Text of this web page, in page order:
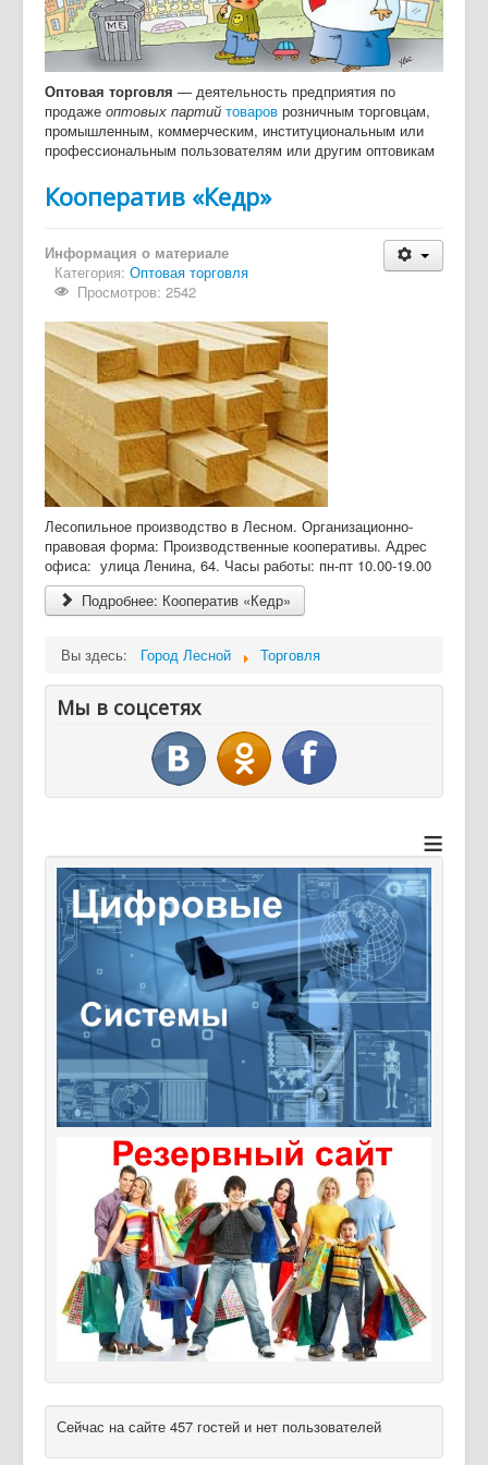
Дайджест СМИ
Объявления
Оптовая торговля — деятельность предприятия по
продаже оптовых партий товаров розничным торговцам,
промышленным, коммерческим, институциональным или
профессиональным пользователям или другим оптовикам
Кооператив «Кедр»
Информация о материале
Категория: Оптовая торговля
Просмотров: 2542
Лесопильное производство в Лесном. Организационно-
правовая форма: Производственные кооперативы. Адрес
офиса: улица Ленина, 64. Часы работы: пн-пт 10.00-19.00
Подробнее: Кооператив «Кедр»
Вы здесь: Город Лесной Торговля
Мы в соцсетях
≡
Сейчас на сайте 457 гостей и нет пользователей